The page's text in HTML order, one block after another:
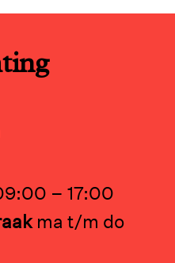
– 17:00
ma t/m do